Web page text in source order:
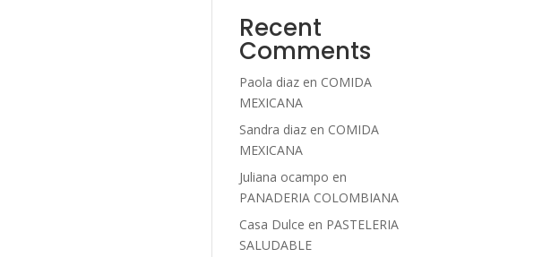
Recent
Comments
Paola diaz en COMIDA
MEXICANA
Sandra diaz en COMIDA
MEXICANA
Juliana ocampo en
PANADERIA COLOMBIANA
Casa Dulce en PASTELERIA
SALUDABLE